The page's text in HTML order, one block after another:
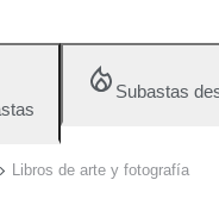
Subastas
Libros de arte y fotografía